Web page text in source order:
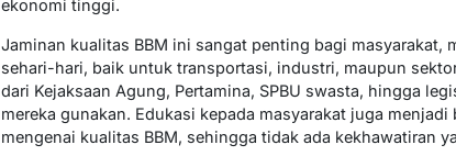
ekonomi tinggi.
Jaminan kualitas BBM ini sangat penting bagi
sehari-hari, baik untuk transportasi, industri, maupun
dari Kejaksaan Agung, Pertamina, SPBU swasta, hingga
mereka gunakan. Edukasi kepada masyarakat juga
mengenai kualitas BBM, sehingga tidak ada kekhawatiran